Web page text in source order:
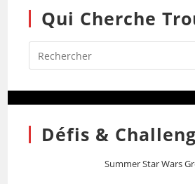
Qui Cherche
Défis &
Summer Star Wars